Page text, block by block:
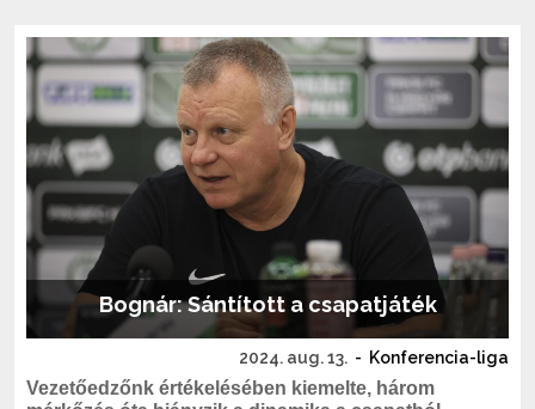
Bognár: Sántított a csapatjáték
2024. aug. 13. - Konferencia-liga
Vezetőedzőnk értékelésében kiemelte, három